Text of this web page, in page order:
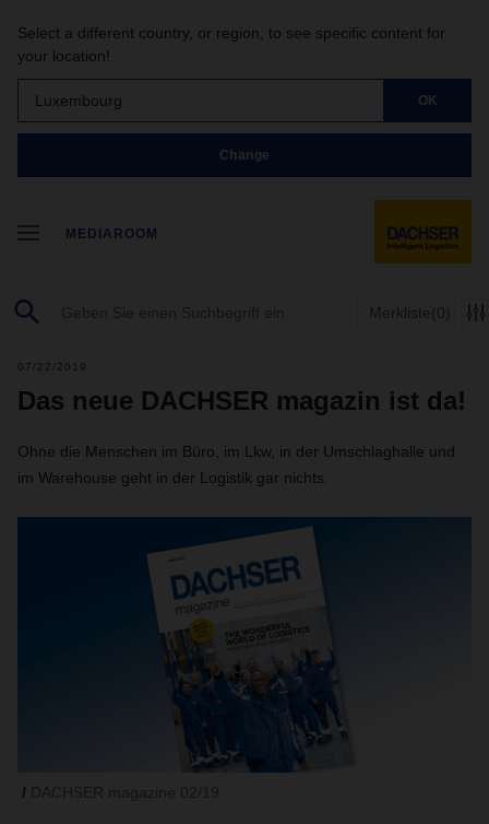
Select a different country, or region, to see specific content for
your location!
Luxembourg OK
Change
MEDIAROOM
Merkliste(0)
07/22/2019
Das neue DACHSER magazin ist da!
Ohne die Menschen im Büro, im Lkw, in der Umschlaghalle und
im Warehouse geht in der Logistik gar nichts.